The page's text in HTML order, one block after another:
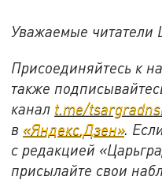
Уважаемые читатели
Присоединяйтесь к
также
канал t.me/
в «Яндекс.Дзен».
с редакцией
присылайте свои